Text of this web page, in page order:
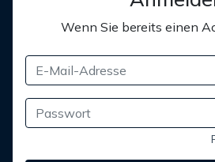
Wenn Sie bereits einen